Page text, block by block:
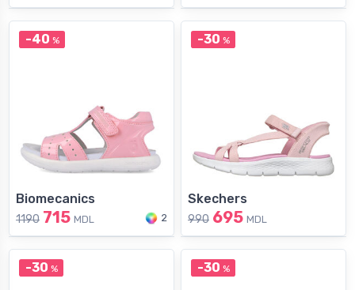
-40 %
Biomecanics
1190 715 MDL 2
-30 %
Skechers
990 695 MDL
-30 % -30 %